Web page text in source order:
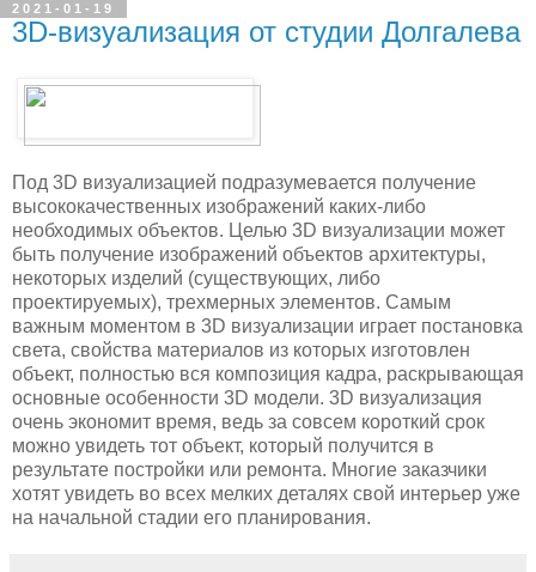
2021-01-19
3D-визуализация от студии Долгалева
Под 3D визуализацией подразумевается получение
высококачественных изображений каких-либо
необходимых объектов. Целью 3D визуализации может
быть получение изображений объектов архитектуры,
некоторых изделий (существующих, либо
проектируемых), трехмерных элементов. Самым
важным моментом в 3D визуализации играет постановка
света, свойства материалов из которых изготовлен
объект, полностью вся композиция кадра, раскрывающая
основные особенности 3D модели. 3D визуализация
очень экономит время, ведь за совсем короткий срок
можно увидеть тот объект, который получится в
результате постройки или ремонта. Многие заказчики
хотят увидеть во всех мелких деталях свой интерьер уже
на начальной стадии его планирования.